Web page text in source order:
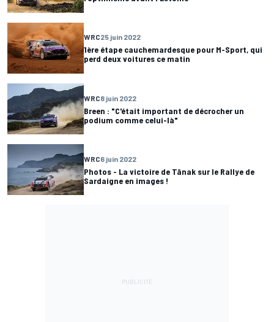
WRC25 juin 2022
1ère étape cauchemardesque pour M-Sport, qui
perd deux voitures ce matin
WRC8 juin 2022
Breen : "C'était important de décrocher un
podium comme celui-là"
WRC6 juin 2022
Photos - La victoire de Tänak sur le Rallye de
Sardaigne en images !